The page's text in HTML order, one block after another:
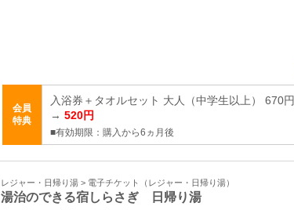
会員
特典
入浴券＋タオルセット 大人（中学生以上） 670円
→ 520円
■有効期限：購入から6ヵ月後
レジャー・日帰り湯 > 電子チケット（レジャー・日帰り湯）
湯治のできる宿しらさぎ 日帰り湯